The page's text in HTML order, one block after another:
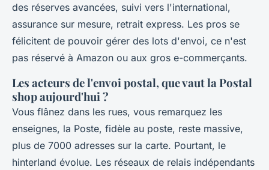
des réserves avancées, suivi vers l'international,
assurance sur mesure, retrait express. Les pros se
félicitent de pouvoir gérer des lots d'envoi, ce n'est
pas réservé à Amazon ou aux gros e-commerçants.
Les acteurs de l'envoi postal, que vaut la Postal
shop aujourd'hui ?
Vous flânez dans les rues, vous remarquez les
enseignes, la Poste, fidèle au poste, reste massive,
plus de 7000 adresses sur la carte. Pourtant, le
hinterland évolue. Les réseaux de relais indépendants